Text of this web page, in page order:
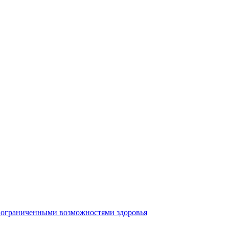
возможностями здоровья